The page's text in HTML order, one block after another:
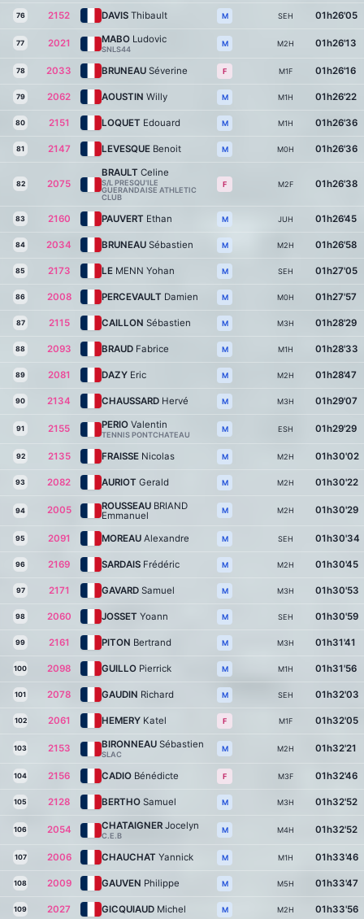
76 2152 DAVIS Thibault M SEH 01h26'05
77 2021 MABO Ludovic
SNLS44
M M2H 01h26'13
78 2033 BRUNEAU Séverine F M1F 01h26'16
79 2062 AOUSTIN Willy M M1H 01h26'22
80 2151 LOQUET Edouard M M1H 01h26'36
81 2147 LEVESQUE Benoit M M0H 01h26'36
82 2075
BRAULT Celine
S/L PRESQU'ILE
GUERANDAISE ATHLETIC
CLUB
F M2F 01h26'38
83 2160 PAUVERT Ethan M JUH 01h26'45
84 2034 BRUNEAU Sébastien M M2H 01h26'58
85 2173 LE MENN Yohan M SEH 01h27'05
86 2008 PERCEVAULT Damien M M0H 01h27'57
87 2115 CAILLON Sébastien M M3H 01h28'29
88 2093 BRAUD Fabrice M M1H 01h28'33
89 2081 DAZY Eric M M2H 01h28'47
90 2134 CHAUSSARD Hervé M M3H 01h29'07
91 2155 PERIO Valentin
TENNIS PONTCHATEAU
M ESH 01h29'29
92 2135 FRAISSE Nicolas M M2H 01h30'02
93 2082 AURIOT Gerald M M2H 01h30'22
94 2005 ROUSSEAU BRIAND
Emmanuel
M M2H 01h30'29
95 2091 MOREAU Alexandre M SEH 01h30'34
96 2169 SARDAIS Frédéric M M2H 01h30'45
97 2171 GAVARD Samuel M M3H 01h30'53
98 2060 JOSSET Yoann M SEH 01h30'59
99 2161 PITON Bertrand M M3H 01h31'41
100 2098 GUILLO Pierrick M M1H 01h31'56
101 2078 GAUDIN Richard M SEH 01h32'03
102 2061 HEMERY Katel F M1F 01h32'05
103 2153 BIRONNEAU Sébastien
SLAC
M M2H 01h32'21
104 2156 CADIO Bénédicte F M3F 01h32'46
105 2128 BERTHO Samuel M M3H 01h32'52
106 2054 CHATAIGNER Jocelyn
C.E.B
M M4H 01h32'52
107 2006 CHAUCHAT Yannick M M1H 01h33'46
108 2009 GAUVEN Philippe M M5H 01h33'47
109 2027 GICQUIAUD Michel M M2H 01h33'56